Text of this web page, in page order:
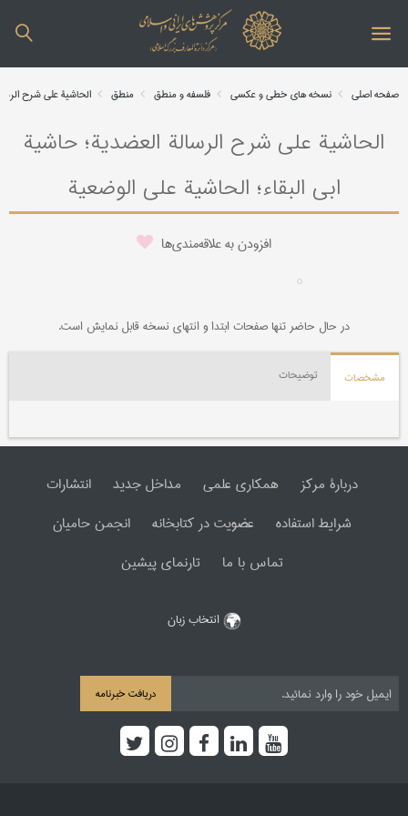
صفحه اصلی نسخه های خطی و عکسی فلسفه و منطق منطق الحاشیة علی شرح
الحاشیة علی شرح الرسالة العضدیة؛ حاشیة
ابی البقاء؛ الحاشیة علی الوضعیة
افزودن به علاقه‌مندی‌ها
در حال حاضر تنها صفحات ابتدا و انتهای نسخه قابل نمایش است.
مشخصات توضیحات
دربارۀ مرکز همکاری علمی مداخل جدید
انتشارات
شرایط استفاده
عضویت در کتابخانه
انجمن حامیان
تماس با ما
تارنمای پیشین
انتخاب زبان
دریافت خبرنامه